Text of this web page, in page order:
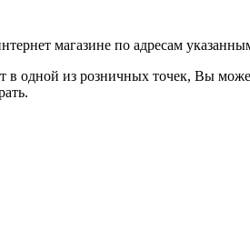
магазине по адресам
в одной из розничных точек, Вы